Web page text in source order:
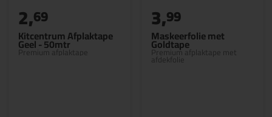
Kitcentrum Afplaktape
Geel - 50mtr
Premium afplaktape
2,69
Maskeerfolie met
Goldtape
Premium afplaktape met
afdekfolie
3,99